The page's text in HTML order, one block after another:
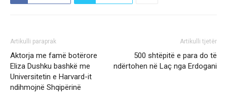
Artikulli paraprak
Aktorja me famë botërore
Eliza Dushku bashkë me
Universitetin e Harvard-it
ndihmojnë Shqipërinë
Artikulli tjetër
500 shtëpitë e para do të
ndërtohen në Laç nga Erdogani